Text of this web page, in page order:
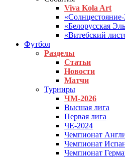
Viva Kola Art
«Белорусская
«Витебский
Футбол
Разделы
Статьи
Новости
Матчи
Турниры
ЧМ-2026
Высшая лига
Первая лига
ЧЕ-2024
Чемпионат
Чемпионат
Чемпионат